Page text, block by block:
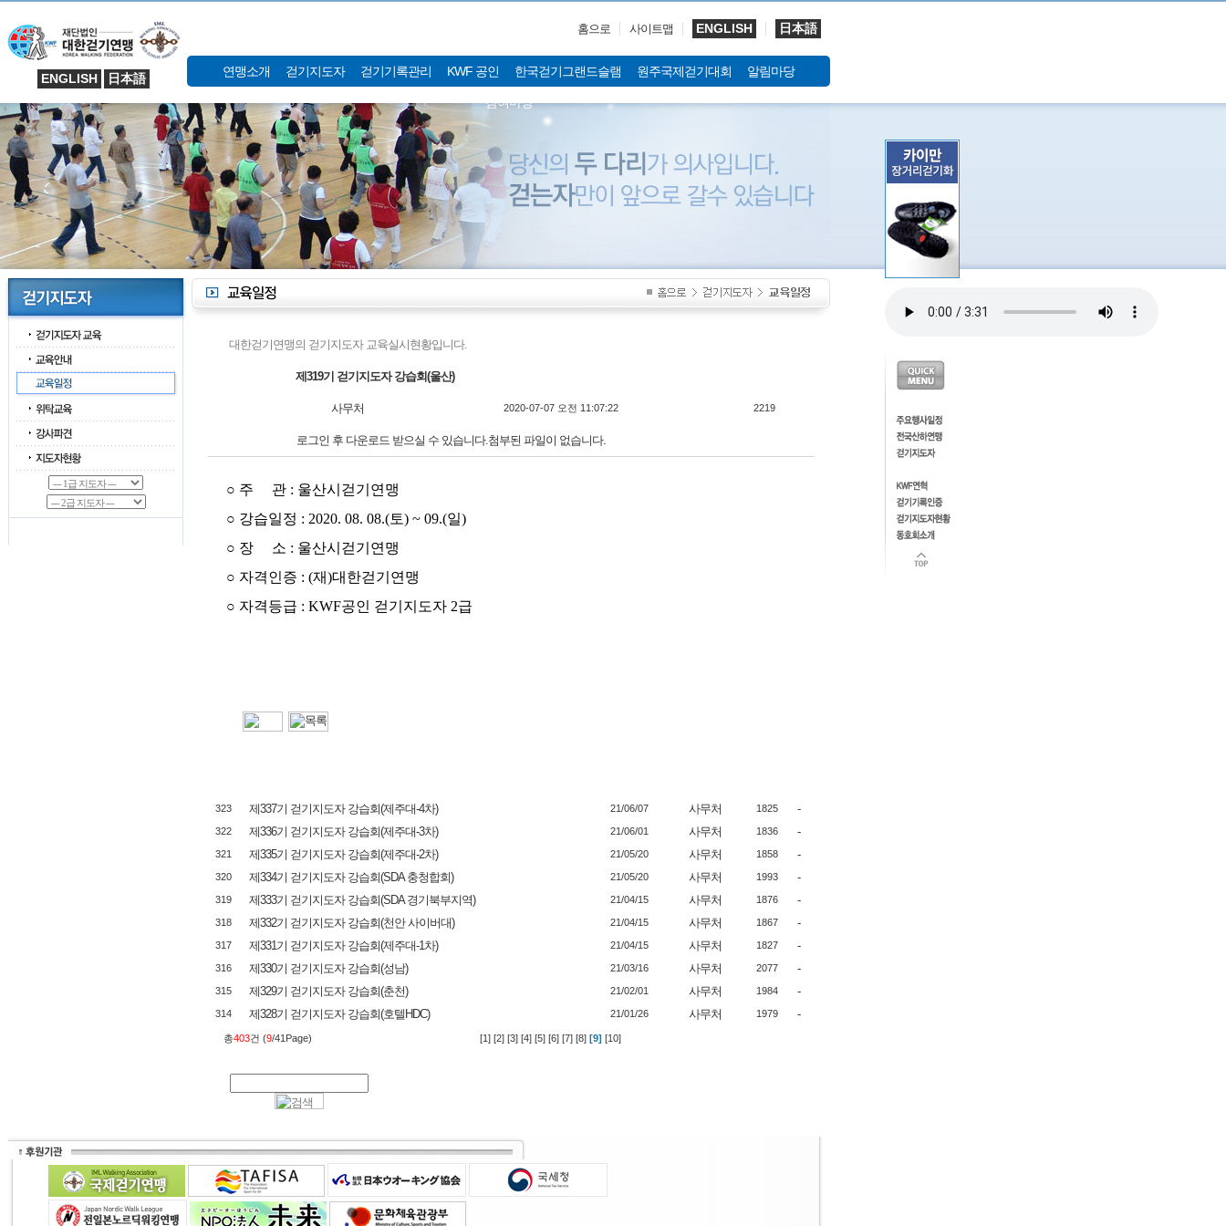
ENGLISH 日本語
홈으로 사이트맵 ENGLISH 日本語
연맹소개 걷기지도자 걷기기록관리 KWF 공인 한국걷기그랜드슬램 원주국제걷기대회 알림마당
참여마당
대한걷기연맹의 걷기지도자 교육실시현황입니다.
제319기 걷기지도자 강습회(울산)
사무처 2020-07-07 오전 11:07:22 2219
로그인 후 다운로드 받으실 수 있습니다.첨부된 파일이 없습니다.
○ 주 관 : 울산시걷기연맹
○ 강습일정 : 2020. 08. 08.(토) ~ 09.(일)
○ 장 소 : 울산시걷기연맹
○ 자격인증 : (재)대한걷기연맹
○ 자격등급 : KWF공인 걷기지도자 2급
323 제337기 걷기지도자 강습회(제주대-4차) 21/06/07 사무처 1825 -
322 제336기 걷기지도자 강습회(제주대-3차) 21/06/01 사무처 1836 -
321 제335기 걷기지도자 강습회(제주대-2차) 21/05/20 사무처 1858 -
320 제334기 걷기지도자 강습회(SDA 충청합회) 21/05/20 사무처 1993 -
319 제333기 걷기지도자 강습회(SDA 경기북부지역) 21/04/15 사무처 1876 -
318 제332기 걷기지도자 강습회(천안 사이버대) 21/04/15 사무처 1867 -
317 제331기 걷기지도자 강습회(제주대-1차) 21/04/15 사무처 1827 -
316 제330기 걷기지도자 강습회(성남) 21/03/16 사무처 2077 -
315 제329기 걷기지도자 강습회(춘천) 21/02/01 사무처 1984 -
314 제328기 걷기지도자 강습회(호텔HDC) 21/01/26 사무처 1979 -
총403건 (9/41Page) [1] [2] [3] [4] [5] [6] [7] [8] [9] [10]